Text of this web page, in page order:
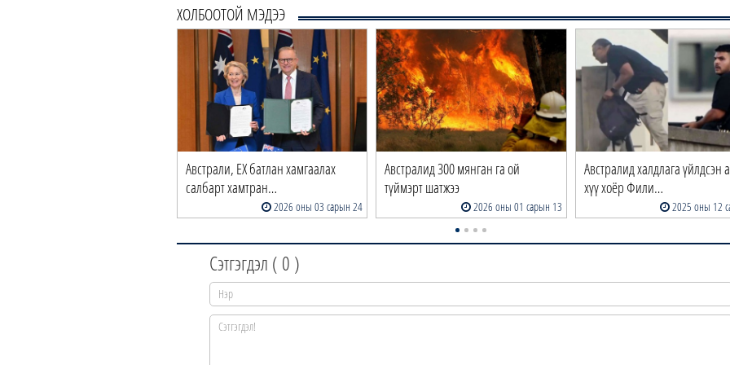
ХОЛБООТОЙ МЭДЭЭ
Австрали, ЕХ батлан хамгаалах
салбарт хамтран…
2026 оны 03 сарын 24
Австралид 300 мянган га ой
түймэрт шатжээ
2026 оны 01 сарын 13
Австралид халдлага үйлдсэн
хүү хоёр Фили…
2025 оны 12
Сэтгэгдэл ( 0 )